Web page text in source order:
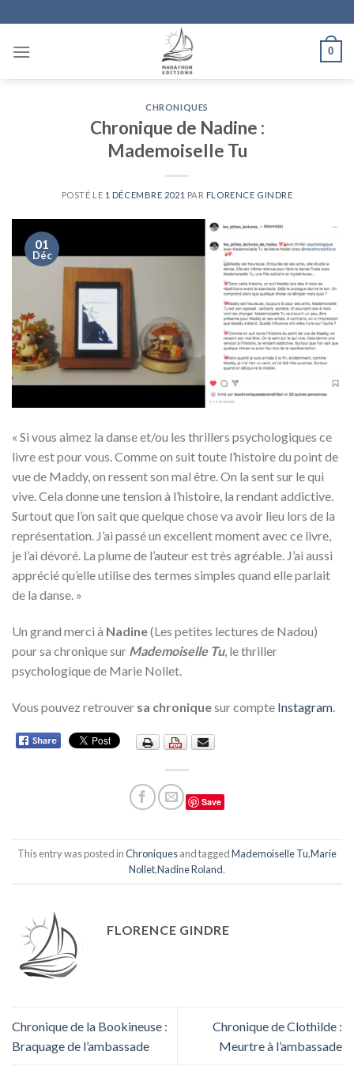
to
content
0
CHRONIQUES
Chronique de Nadine :
Mademoiselle Tu
POSTÉ LE 1 DÉCEMBRE 2021 PAR FLORENCE GINDRE
01
Déc
« Si vous aimez la danse et/ou les thrillers psychologiques ce
livre est pour vous. Comme on suit toute l’histoire du point de
vue de Maddy, on ressent son mal être. On la sent sur le qui
vive. Cela donne une tension à l’histoire, la rendant addictive.
Surtout que l’on sait que quelque chose va avoir lieu lors de la
représentation. J’ai passé un excellent moment avec ce livre,
je l’ai dévoré. La plume de l’auteur est très agréable. J’ai aussi
apprécié qu’elle utilise des termes simples quand elle parlait
de la danse. »
Un grand merci à Nadine(Les petites lectures de Nadou)
pour sa chronique sur Mademoiselle Tu, le thriller
psychologique de Marie Nollet.
Vous pouvez retrouver sa chroniquesur compte Instagram
Save
This entry was posted inChroniquesand taggedMademoiselle Tu,Marie
Nollet,Nadine Roland.
FLORENCE GINDRE
Chronique de la Bookineuse :
Braquage de l’ambassade
Chronique de Clothilde :
Meurtre à l’ambassade